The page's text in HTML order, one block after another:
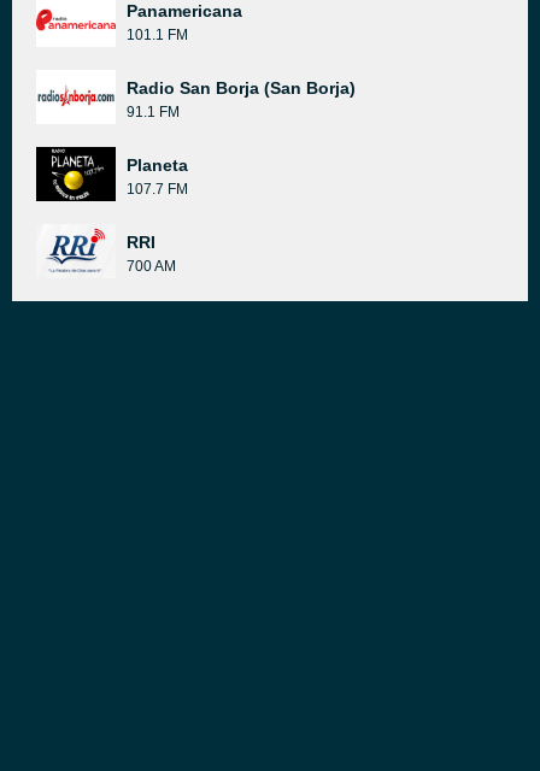
Panamericana
101.1 FM
Radio San Borja (San Borja)
91.1 FM
Planeta
107.7 FM
RRI
700 AM